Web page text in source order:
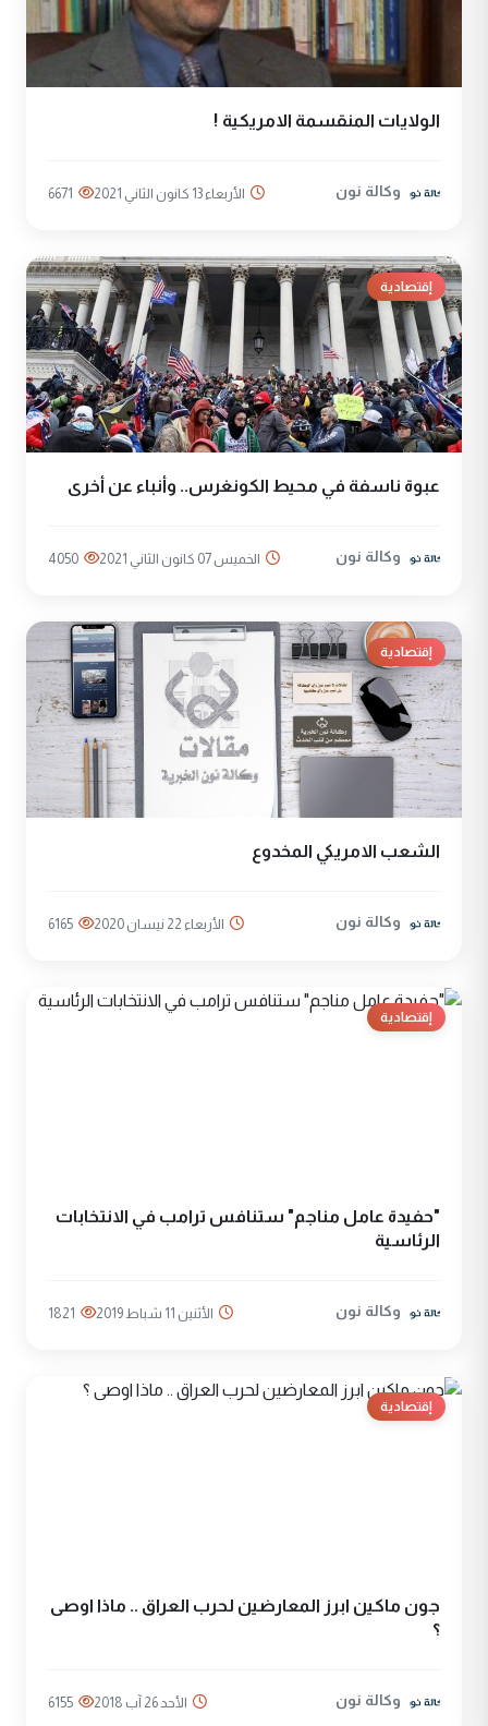
الولايات المنقسمة الامريكية !
وكالة نون الأربعاء 13 كانون الثاني 2021 6671
إقتصادية
عبوة ناسفة في محيط الكونغرس.. وأنباء عن أخرى
وكالة نون الخميس 07 كانون الثاني 2021 4050
إقتصادية
الشعب الامريكي المخدوع
وكالة نون الأربعاء 22 نيسان 2020 6165
إقتصادية
"حفيدة عامل مناجم" ستنافس ترامب في الانتخابات
الرئاسية
وكالة نون الأثنين 11 شباط 2019 1821
إقتصادية
جون ماكين ابرز المعارضين لحرب العراق .. ماذا اوصى
؟
وكالة نون الأحد 26 آب 2018 6155